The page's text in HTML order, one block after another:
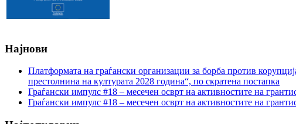
Најнови
Платформата на граѓански организации за борба против
престолнина на културата 2028 година“, по скратена постапка
Граѓански импулс #18 – месечен осврт на активностите на
Граѓански импулс #18 – месечен осврт на активностите на